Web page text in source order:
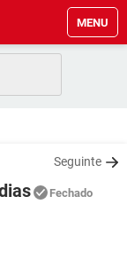
MENU
Seguinte
Fechado